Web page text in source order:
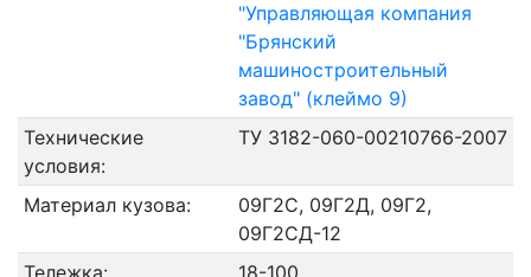
"Управляющая компания
"Брянский
машиностpоительный
завод" (клеймо 9)
Технические
условия:
ТУ 3182-060-00210766-2007
Материал кузова:
09Г2С, 09Г2Д, 09Г2,
09Г2СД-12
Тележка:
18-100